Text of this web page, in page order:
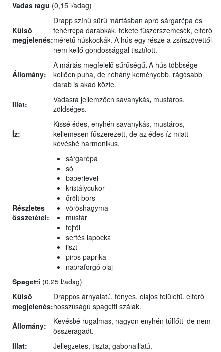
Vadas ragu (0,15 l/adag)
Külső
megjelenés:
Drapp színű sűrű mártásban apró sárgarépa és
fehérrépa darabkák, fekete fűszerszemcsék, eltérő
méretű húskockák. A hús egy része a zsírszövettől
nem kellő gondossággal tisztított.
Állomány:
A mártás megfelelő sűrűségű. A hús többsége
kellően puha, de néhány keményebb, rágósabb
darab is akad közte.
Illat:
Vadasra jellemzően savanykás, mustáros,
zöldséges.
Íz:
Kissé édes, enyhén savanykás, mustáros,
kellemesen fűszerezett, de az édes íz miatt
kevésbé harmonikus.
Részletes
összetétel:
sárgarépa
só
babérlevél
kristálycukor
őrölt bors
vöröshagyma
mustár
tejföl
sertés lapocka
liszt
piros paprika
napraforgó olaj
Spagetti (0,25 l/adag)
Külső
megjelenés:
Drappos árnyalatú, fényes, olajos felületű, eltérő
hosszúságú spagetti szálak.
Állomány:
Kevésbé rugalmas, nagyon enyhén túlfőtt, de nem
összeragadt.
Illat:
Jellegzetes, tiszta, gabonaillatú.